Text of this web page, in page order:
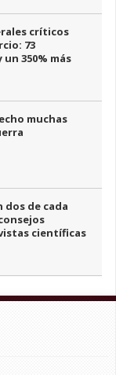
críticos
73
350% más
muchas
dos de cada
científicas